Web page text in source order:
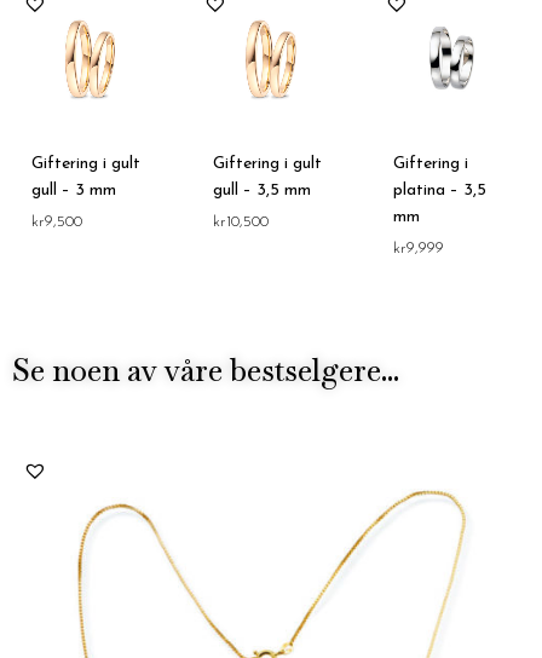
Giftering i gult
gull – 3 mm
kr9,500
Giftering i gult
gull – 3,5 mm
kr10,500
Giftering i
platina – 3,5
mm
kr9,999
Se noen av våre bestselgere...